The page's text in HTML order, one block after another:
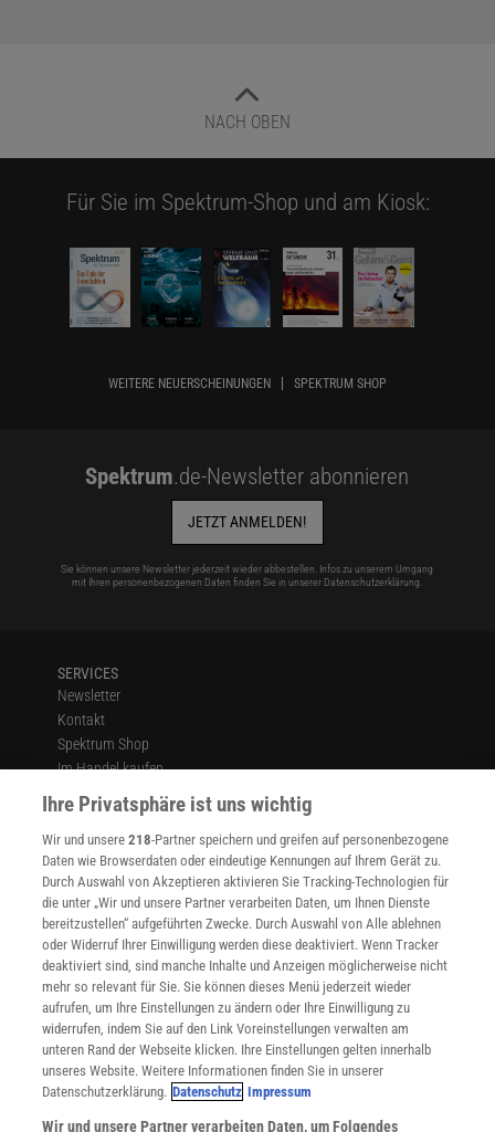
NACH OBEN
Für Sie im Spektrum-Shop und am Kiosk:
WEITERE NEUERSCHEINUNGEN SPEKTRUM SHOP
Spektrum.de-Newsletter abonnieren
JETZT ANMELDEN!
Sie können unsere Newsletter jederzeit wieder abbestellen. Infos zu unserem Umgang
mit Ihren personenbezogenen Daten finden Sie in unserer Datenschutzerklärung
SERVICES
Newsletter
Kontakt
Spektrum Shop
Im Handel kaufen
Presse
Verträge kündigen
Widerruf
INFO
Mediadaten
Datenschutz
Nutzungsbedingungen
Cookie-Einstellungen
Utiq verwalten
Nutzungsbasierte Onlinewerbung
Alle Artikel
Impressum
Ihre Privatsphäre ist uns wichtig
Wir und unsere218-Partner speichern und greifen auf personenbezogene
Daten wie Browserdaten oder eindeutige Kennungen auf Ihrem Gerät zu.
Durch Auswahl von Akzeptieren aktivieren Sie Tracking-Technologien für
die unter „Wir und unsere Partner verarbeiten Daten, um Ihnen Dienste
bereitzustellen“ aufgeführten Zwecke. Durch Auswahl von Alle ablehnen
oder Widerruf Ihrer Einwilligung werden diese deaktiviert. Wenn Tracker
deaktiviert sind, sind manche Inhalte und Anzeigen möglicherweise nicht
mehr so relevant für Sie. Sie können dieses Menü jederzeit wieder
aufrufen, um Ihre Einstellungen zu ändern oder Ihre Einwilligung zu
widerrufen, indem Sie auf den Link Voreinstellungen verwalten am
unteren Rand der Webseite klicken. Ihre Einstellungen gelten innerhalb
unseres Website. Weitere Informationen finden Sie in unserer
Datenschutzerklärung. Datenschutz Impressum
Wir und unsere Partner verarbeiten Daten, um Folgendes